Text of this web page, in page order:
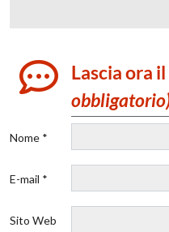
Lascia ora
Nome *
E-mail *
Sito Web